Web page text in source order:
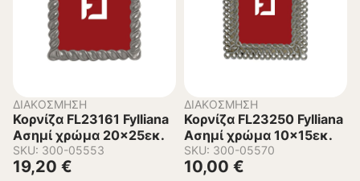
ΔΙΑΚΌΣΜΗΣΗ
Κορνίζα FL23161 Fylliana
Ασημί χρώμα 20×25εκ.
SKU: 300-05553
19,20 €
ΔΙΑΚΌΣΜΗΣΗ
Κορνίζα FL23250 Fylliana
Ασημί χρώμα 10×15εκ.
SKU: 300-05570
10,00 €